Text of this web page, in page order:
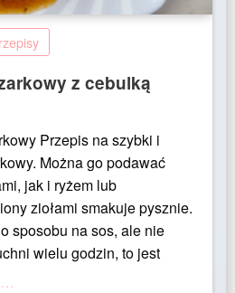
z cebulką
Przepis na szybki i
Można go podawać
jak i ryżem lub
ziołami smakuje pysznie.
sposobu na sos, ale nie
wielu godzin, to jest